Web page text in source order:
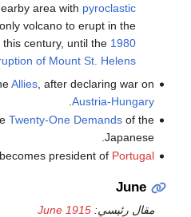
area with pyroclastic
only volcano to erupt in the
century, until the 1980
of Mount St. Helens
Allies, after declaring war on
Austria-Hungary
Twenty-One Demandsof the
Japanese.
president of Portugal
June
مقال رئيسي:June 1915